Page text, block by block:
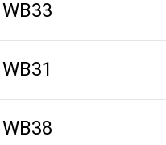
WB33
WB31
WB38